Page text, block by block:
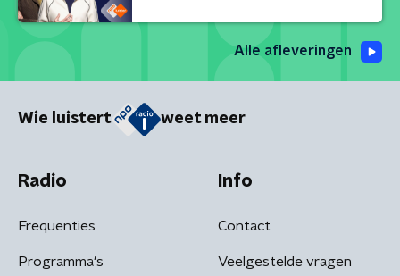
Alle afleveringen
Wie luistert weet meer
Radio
Frequenties
Programma's
Info
Contact
Veelgestelde vragen